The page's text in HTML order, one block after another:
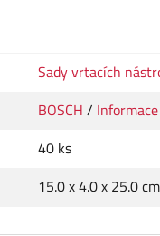
Sady vrtacích
BOSCH /
40 ks
15.0 x 4.0 x 25.0 cm